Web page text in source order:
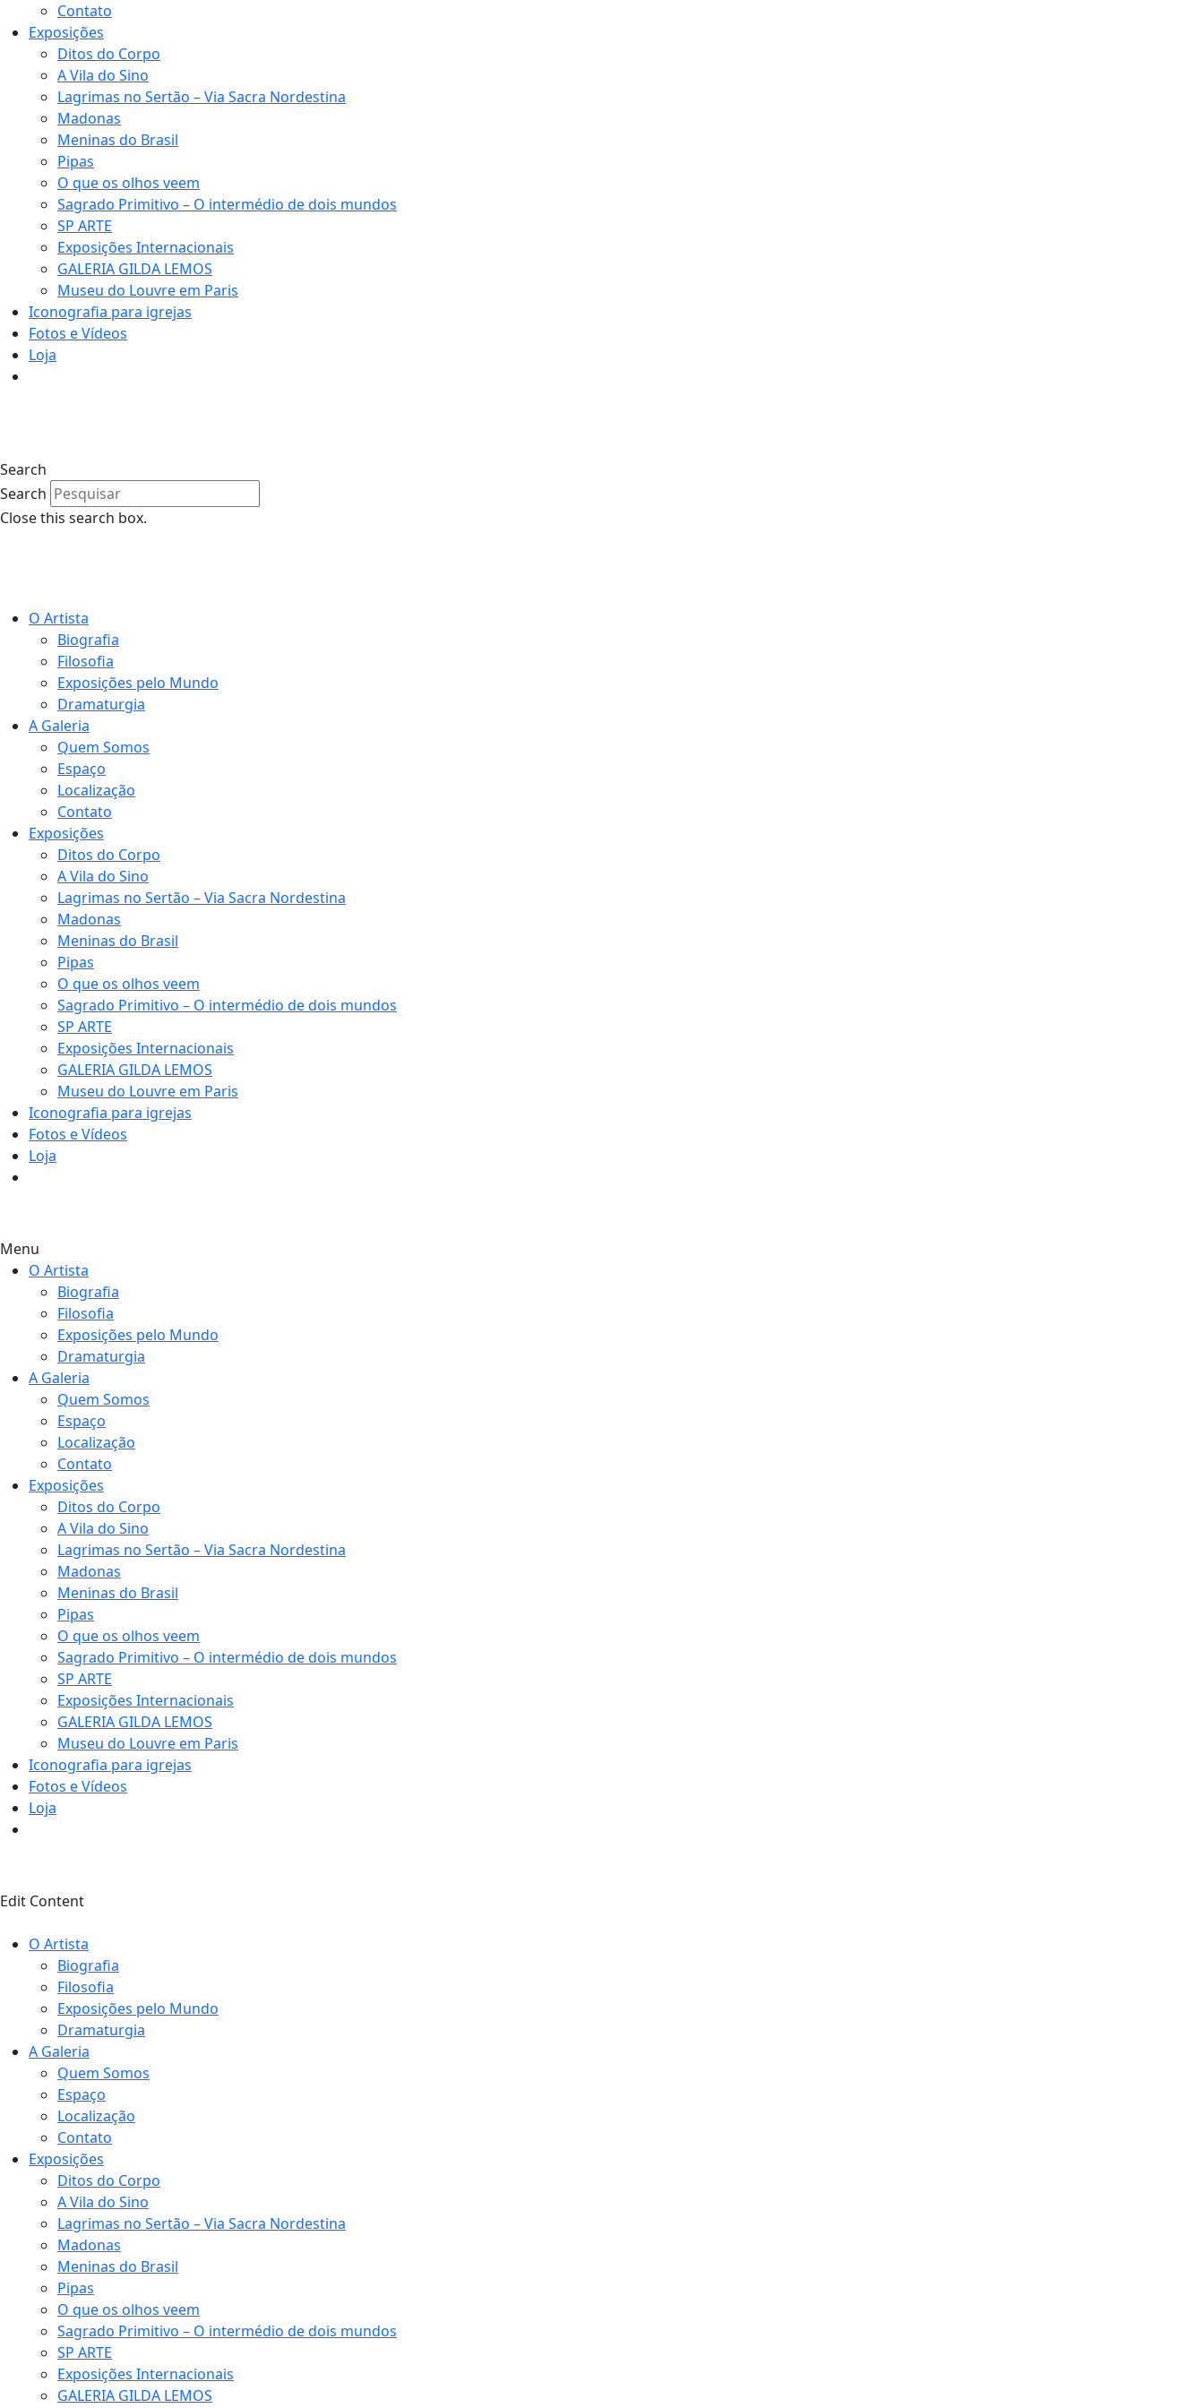
Contato
Exposições
Ditos do Corpo
A Vila do Sino
Lagrimas no Sertão – Via Sacra Nordestina
Madonas
Meninas do Brasil
Pipas
O que os olhos veem
Sagrado Primitivo – O intermédio de dois mundos
SP ARTE
Exposições Internacionais
GALERIA GILDA LEMOS
Museu do Louvre em Paris
Iconografia para igrejas
Fotos e Vídeos
Loja
Search
Search
Close this search box.
O Artista
Biografia
Filosofia
Exposições pelo Mundo
Dramaturgia
A Galeria
Quem Somos
Espaço
Localização
Contato
Exposições
Ditos do Corpo
A Vila do Sino
Lagrimas no Sertão – Via Sacra Nordestina
Madonas
Meninas do Brasil
Pipas
O que os olhos veem
Sagrado Primitivo – O intermédio de dois mundos
SP ARTE
Exposições Internacionais
GALERIA GILDA LEMOS
Museu do Louvre em Paris
Iconografia para igrejas
Fotos e Vídeos
Loja
Menu
O Artista
Biografia
Filosofia
Exposições pelo Mundo
Dramaturgia
A Galeria
Quem Somos
Espaço
Localização
Contato
Exposições
Ditos do Corpo
A Vila do Sino
Lagrimas no Sertão – Via Sacra Nordestina
Madonas
Meninas do Brasil
Pipas
O que os olhos veem
Sagrado Primitivo – O intermédio de dois mundos
SP ARTE
Exposições Internacionais
GALERIA GILDA LEMOS
Museu do Louvre em Paris
Iconografia para igrejas
Fotos e Vídeos
Loja
Edit Content
O Artista
Biografia
Filosofia
Exposições pelo Mundo
Dramaturgia
A Galeria
Quem Somos
Espaço
Localização
Contato
Exposições
Ditos do Corpo
A Vila do Sino
Lagrimas no Sertão – Via Sacra Nordestina
Madonas
Meninas do Brasil
Pipas
O que os olhos veem
Sagrado Primitivo – O intermédio de dois mundos
SP ARTE
Exposições Internacionais
GALERIA GILDA LEMOS